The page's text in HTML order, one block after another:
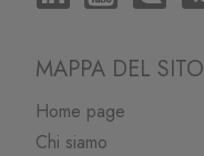
MAPPA DEL SITO
Home page
Chi siamo